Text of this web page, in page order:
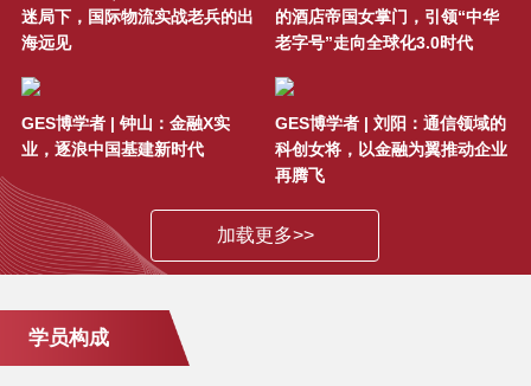
迷局下，国际物流实战老兵的出
海远见
的酒店帝国女掌门，引领“中华
老字号”走向全球化3.0时代
GES博学者 | 钟山：金融X实
业，逐浪中国基建新时代
GES博学者 | 刘阳：通信领域的
科创女将，以金融为翼推动企业
再腾飞
加载更多>>
学员构成
家解读2017海外资产配置新趋势—
7月28日/上海
SAIF金融E沙龙暨第63期陆家嘴读
书会 科技金融：驱动国家创新的力
量
研讨会-5月24日/上海